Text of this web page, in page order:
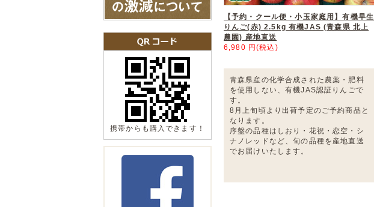
携帯からも購入できます！
【予約・クール便・小玉家庭用】有機早生
りんご(赤) 2.5kg 有機JAS (青森県 北上
農園) 産地直送
6,980 円(税込)
青森県産の化学合成された農薬・肥料
を使用しない、有機JAS認証りんごで
す。
8月上旬頃より出荷予定のご予約商品と
なります。
序盤の品種はしおり・花祝・恋空・シ
ナノレッドなど、旬の品種を産地直送
でお届けいたします。